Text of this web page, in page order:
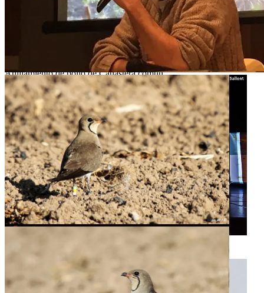
Anillamiento de pollo de Canastera común
Liberación de canasteras criadas en cautividad
Charla sobre el proyecto
V Congreso de Naturaleza de la Región de Murcia y II del
Sureste Ibérico 2015